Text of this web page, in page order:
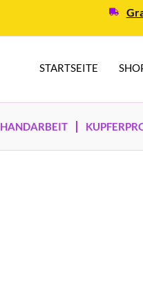
STARTSEITE
HANDARBEIT